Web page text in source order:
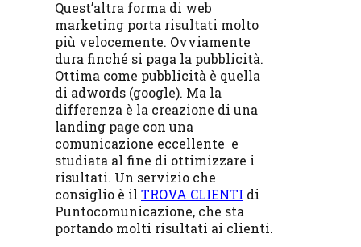
Quest’altra forma di web
marketing porta risultati molto
più velocemente. Ovviamente
dura finché si paga la pubblicità.
Ottima come pubblicità è quella
di adwords (google). Ma la
differenza è la creazione di una
landing page con una
comunicazione eccellente e
studiata al fine di ottimizzare i
risultati. Un servizio che
consiglio è il TROVA CLIENTI di
Puntocomunicazione, che sta
portando molti risultati ai clienti.